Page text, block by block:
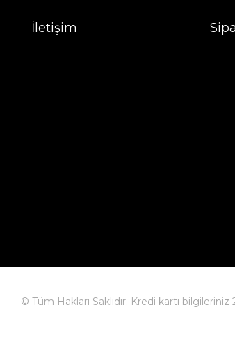
İletişim
© Tüm Hakları Saklıdır. Kredi kartı